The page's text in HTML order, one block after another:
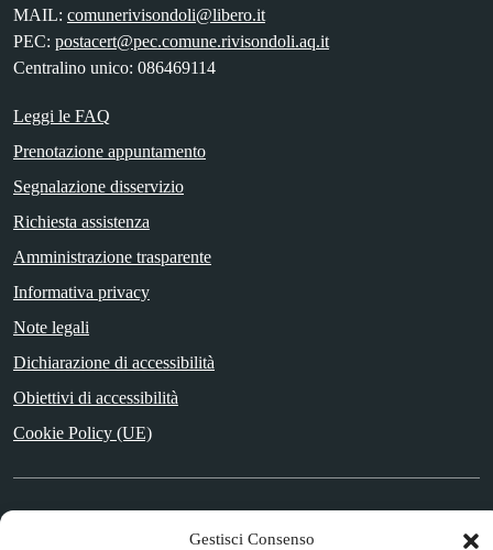
Gestisci Consenso
MAIL: comunerivisondoli@libero.it
PEC: postacert@pec.comune.rivisondoli.aq.it
Centralino unico: 086469114
Leggi le FAQ
Prenotazione appuntamento
Segnalazione disservizio
Richiesta assistenza
Amministrazione trasparente
Informativa privacy
Note legali
Dichiarazione di accessibilità
Obiettivi di accessibilità
Cookie Policy (UE)